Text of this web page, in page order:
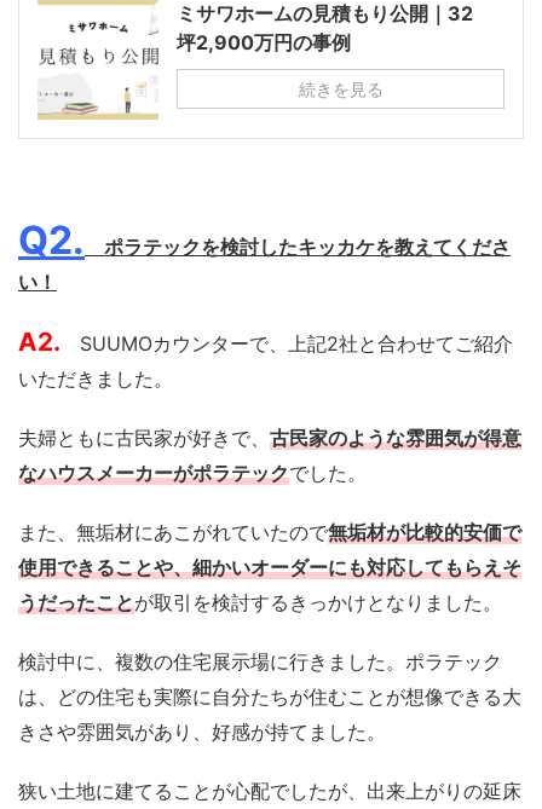
ミサワホームの見積もり公開｜32
坪2,900万円の事例
続きを見る
Q2.
ポラテックを検討したキッカケを教えてくださ
い！
A2. SUUMOカウンターで、上記2社と合わせてご紹介
いただきました。
夫婦ともに古民家が好きで、 古民家のような雰囲気が得意
なハウスメーカーがポラテックでした。
また、無垢材にあこがれていたので無垢材が比較的安価で
使用できることや、細かいオーダーにも対応してもらえそ
うだったことが取引を検討するきっかけとなりました。
検討中に、複数の住宅展示場に行きました。ポラテック
は、どの住宅も実際に自分たちが住むことが想像できる大
きさや雰囲気があり、好感が持てました。
狭い土地に建てることが心配でしたが、出来上がりの延床